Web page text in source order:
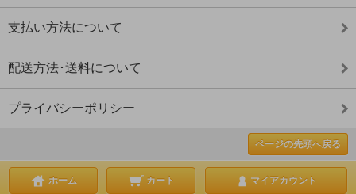
支払い方法について
配送方法･送料について
プライバシーポリシー
ページの先頭へ戻る
ホーム カート マイアカウント